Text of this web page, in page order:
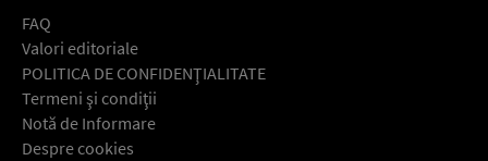
FAQ
Valori editoriale
POLITICA DE CONFIDENŢIALITATE
Termeni şi condiţii
Notă de Informare
Despre cookies